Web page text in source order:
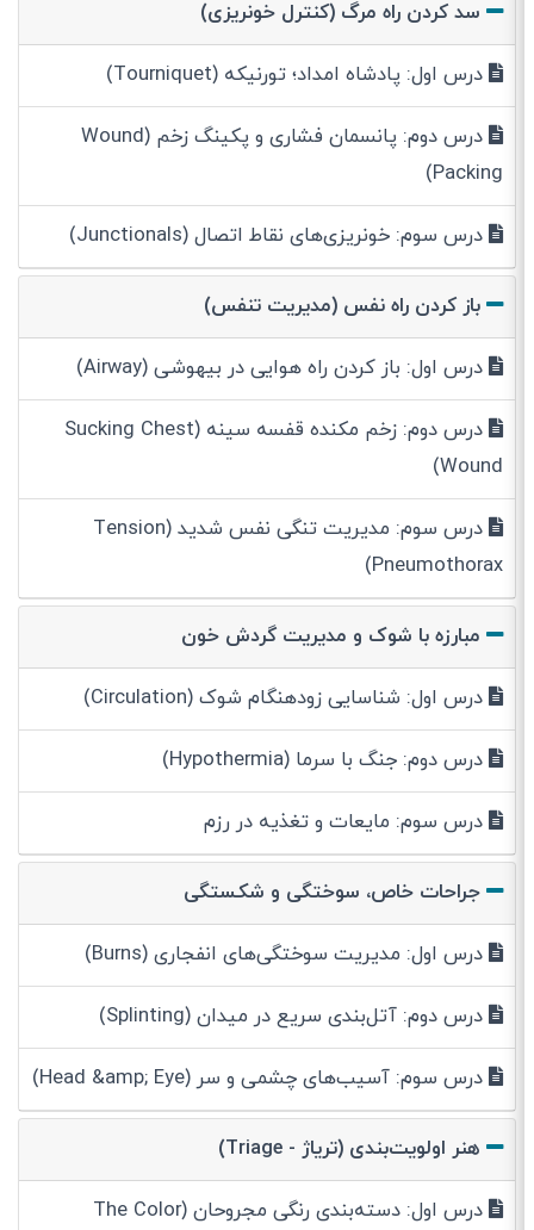
سد کردن راه مرگ (کنترل خونریزی)
درس اول: پادشاه امداد؛ تورنیکه (Tourniquet)
درس دوم: پانسمان فشاری و پکینگ زخم (Wound
Packing)
درس سوم: خونریزی‌های نقاط اتصال (Junctionals)
باز کردن راه نفس (مدیریت تنفس)
درس اول: باز کردن راه هوایی در بیهوشی (Airway)
درس دوم: زخم مکنده قفسه سینه (Sucking Chest
Wound)
درس سوم: مدیریت تنگی نفس شدید (Tension
Pneumothorax)
مبارزه با شوک و مدیریت گردش خون
درس اول: شناسایی زودهنگام شوک (Circulation)
درس دوم: جنگ با سرما (Hypothermia)
درس سوم: مایعات و تغذیه در رزم
جراحات خاص، سوختگی و شکستگی
درس اول: مدیریت سوختگی‌های انفجاری (Burns)
درس دوم: آتل‌بندی سریع در میدان (Splinting)
درس سوم: آسیب‌های چشمی و سر (Head &amp; Eye)
هنر اولویت‌بندی (تریاژ - Triage)
درس اول: دسته‌بندی رنگی مجروحان (The Color